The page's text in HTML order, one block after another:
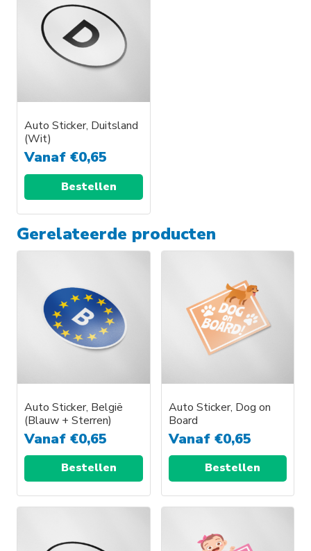
Auto Sticker, Duitsland
(Wit)
Vanaf €0,65
Bestellen
Gerelateerde producten
Auto Sticker, België
(Blauw + Sterren)
Vanaf €0,65
Bestellen
Auto Sticker, Dog on
Board
Vanaf €0,65
Bestellen